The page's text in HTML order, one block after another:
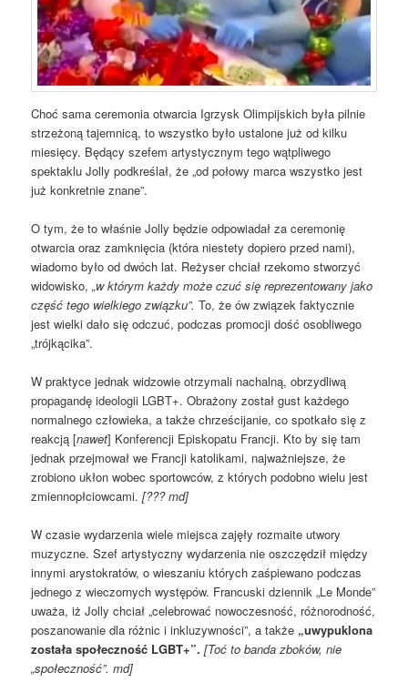
Choć sama ceremonia otwarcia Igrzysk Olimpijskich była pilnie
strzeżoną tajemnicą, to wszystko było ustalone już od kilku
miesięcy. Będący szefem artystycznym tego wątpliwego
spektaklu Jolly podkreślał, że „od połowy marca wszystko jest
już konkretnie znane”.
O tym, że to właśnie Jolly będzie odpowiadał za ceremonię
otwarcia oraz zamknięcia (która niestety dopiero przed nami),
wiadomo było od dwóch lat. Reżyser chciał rzekomo stworzyć
widowisko, „w którym każdy może czuć się reprezentowany jako
część tego wielkiego związku”. To, że ów związek faktycznie
jest wielki dało się odczuć, podczas promocji dość osobliwego
„trójkącika”.
W praktyce jednak widzowie otrzymali nachalną, obrzydliwą
propagandę ideologii LGBT+. Obrażony został gust każdego
normalnego człowieka, a także chrześcijanie, co spotkało się z
reakcją [nawet] Konferencji Episkopatu Francji. Kto by się tam
jednak przejmował we Francji katolikami, najważniejsze, że
zrobiono ukłon wobec sportowców, z których podobno wielu jest
zmiennopłciowcami.[??? md]
W czasie wydarzenia wiele miejsca zajęły rozmaite utwory
muzyczne. Szef artystyczny wydarzenia nie oszczędził między
innymi arystokratów, o wieszaniu których zaśpiewano podczas
jednego z wieczornych występów. Francuski dziennik „Le Monde”
uważa, iż Jolly chciał „celebrować nowoczesność, różnorodność,
poszanowanie dla różnic i inkluzywności”, a także „uwypuklona
została społeczność LGBT+”. [Toć to banda zboków, nie
„społeczność”. md]